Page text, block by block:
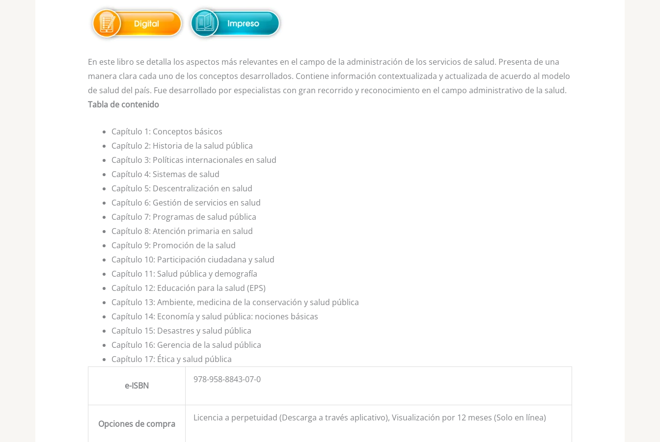
En este libro se detalla los aspectos más relevantes en el campo de la administración de los servicios de salud. Presenta de una
manera clara cada uno de los conceptos desarrollados. Contiene información contextualizada y actualizada de acuerdo al modelo
de salud del país. Fue desarrollado por especialistas con gran recorrido y reconocimiento en el campo administrativo de la salud.
Tabla de contenido
Capítulo 1: Conceptos básicos
Capítulo 2: Historia de la salud pública
Capítulo 3: Políticas internacionales en salud
Capítulo 4: Sistemas de salud
Capítulo 5: Descentralización en salud
Capítulo 6: Gestión de servicios en salud
Capítulo 7: Programas de salud pública
Capítulo 8: Atención primaria en salud
Capítulo 9: Promoción de la salud
Capítulo 10: Participación ciudadana y salud
Capítulo 11: Salud pública y demografía
Capítulo 12: Educación para la salud (EPS)
Capítulo 13: Ambiente, medicina de la conservación y salud pública
Capítulo 14: Economía y salud pública: nociones básicas
Capítulo 15: Desastres y salud pública
Capítulo 16: Gerencia de la salud pública
Capítulo 17: Ética y salud pública
e-ISBN
978-958-8843-07-0
Opciones de compra
Licencia a perpetuidad (Descarga a través aplicativo), Visualización por 12 meses (Solo en línea)